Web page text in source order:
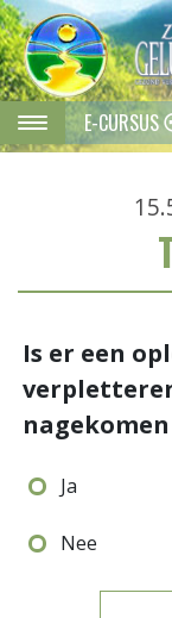
E-CURSUS
Is er een
Ja
Nee